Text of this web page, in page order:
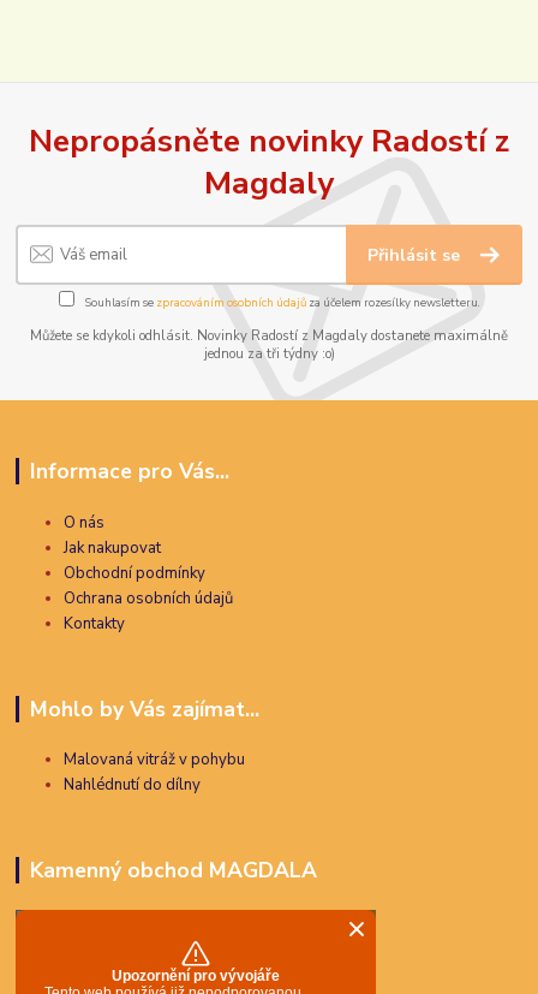
Nepropásněte novinky Radostí z
Magdaly
Přihlásit se
Souhlasím se zpracováním osobních údajůza účelem rozesílky newsletteru.
Můžete se kdykoli odhlásit. Novinky Radostí z Magdaly dostanete maximálně
jednou za tři týdny :o)
Informace pro Vás...
O nás
Jak nakupovat
Obchodní podmínky
Ochrana osobních údajů
Kontakty
Mohlo by Vás zajímat...
Malovaná vitráž v pohybu
Nahlédnutí do dílny
Kamenný obchod MAGDALA